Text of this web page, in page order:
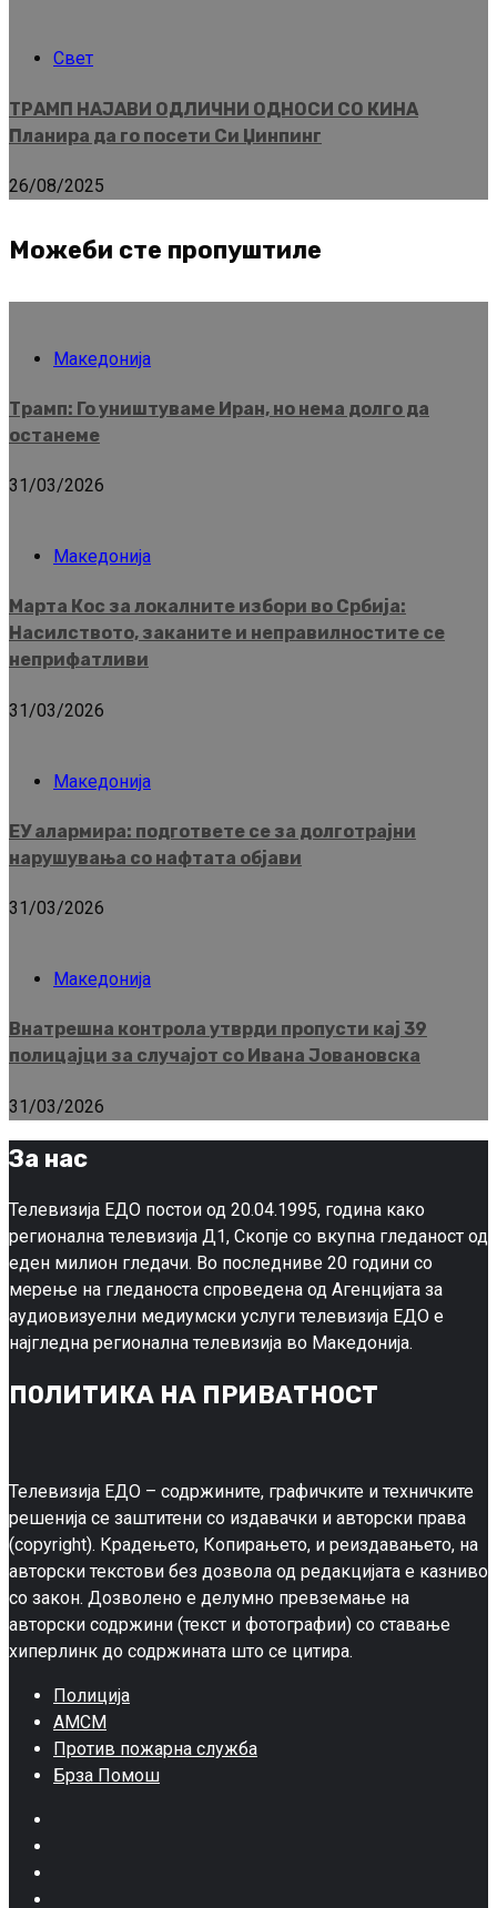
Свет
ТРАМП НАЈАВИ ОДЛИЧНИ ОДНОСИ СО КИНА
Планира да го посети Си Џинпинг
26/08/2025
Можеби сте пропуштиле
Македонија
Трамп: Го уништуваме Иран, но нема долго да
останеме
31/03/2026
Македонија
Марта Кос за локалните избори во Србија:
Насилството, заканите и неправилностите се
неприфатливи
31/03/2026
Македонија
ЕУ алармира: подгответе се за долготрајни
нарушувања со нафтата објави
31/03/2026
Македонија
Внатрешна контрола утврди пропусти кај 39
полицајци за случајот со Ивана Јовановска
31/03/2026
За нас
Телевизија ЕДО постои од 20.04.1995, година како
регионална телевизија Д1, Скопје со вкупна гледаност од
еден милион гледачи. Во последниве 20 години со
мерење на гледаноста спроведена од Агенцијата за
аудиовизуелни медиумски услуги телевизија ЕДО е
најгледна регионална телевизија во Македонија.
ПОЛИТИКА НА ПРИВАТНОСТ
Телевизија ЕДО – содржините, графичките и техничките
решенија се заштитени со издавачки и авторски права
(copyright). Крадењето, Копирањето, и реиздавањето, на
авторски текстови без дозвола од редакцијата е казниво
со закон. Дозволено е делумно превземање на
авторски содржини (текст и фотографии) со ставање
хиперлинк до содржината што се цитира.
Полиција
АМСМ
Против пожарна служба
Брза Помош